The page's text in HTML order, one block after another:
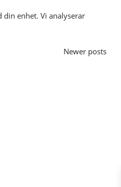
enhet. Vi analyserar
Newer posts